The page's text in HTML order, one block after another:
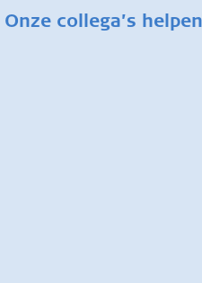
Onze collega’s